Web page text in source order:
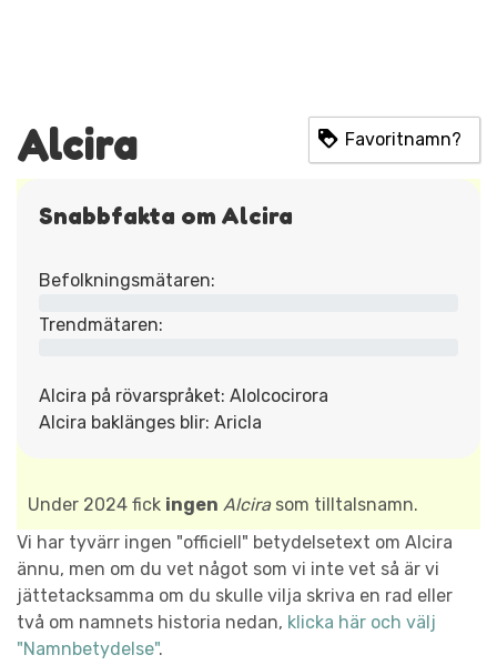
Alcira Favoritnamn?
Snabbfakta om Alcira
Befolkningsmätaren:
Trendmätaren:
Alcira på rövarspråket: Alolcocirora
Alcira baklänges blir: Aricla
Under 2024 fick ingen Alcirasom tilltalsnamn.
Vi har tyvärr ingen "officiell" betydelsetext om Alcira
ännu, men om du vet något som vi inte vet så är vi
jättetacksamma om du skulle vilja skriva en rad eller
två om namnets historia nedan, klicka här och välj
"Namnbetydelse".